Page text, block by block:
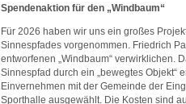
Spendenaktion für den „Windbaum“
Für 2026 haben wir uns ein großes
Sinnespfades vorgenommen. Friedrich
entworfenen „Windbaum“ verwirklichen.
Sinnespfad durch ein „bewegtes Objekt“
Einvernehmen mit der Gemeinde der
Sporthalle ausgewählt. Die Kosten sind